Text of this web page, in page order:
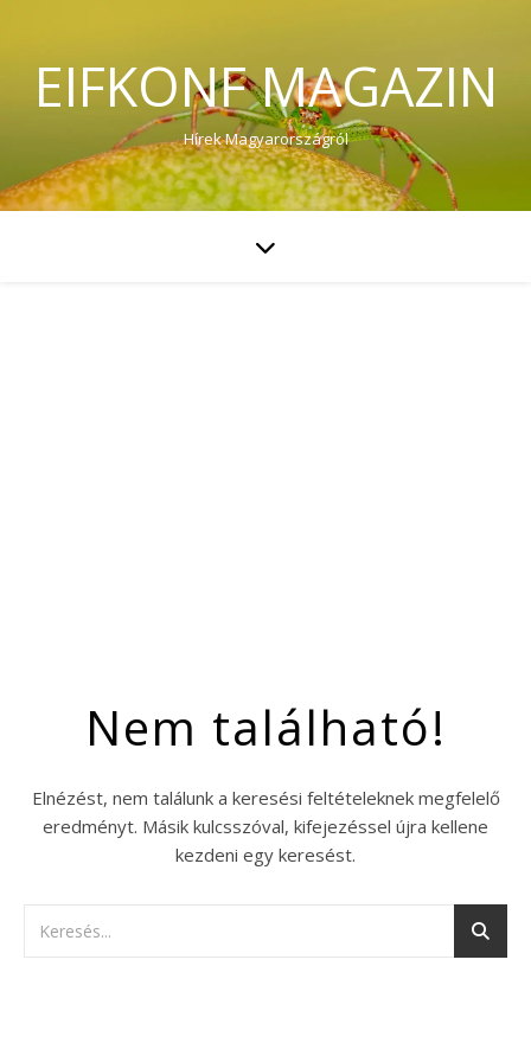
EIFKONF MAGAZIN
Hírek Magyarországról
Nem található!
Elnézést, nem találunk a keresési feltételeknek megfelelő
eredményt. Másik kulcsszóval, kifejezéssel újra kellene
kezdeni egy keresést.